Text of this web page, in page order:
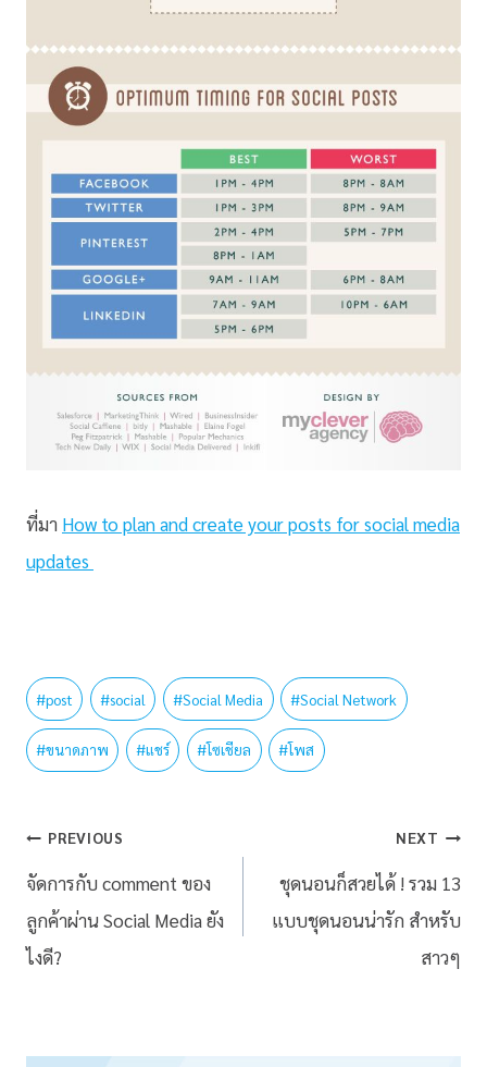
ที่มา How to plan and create your posts for social media
updates
#post #social #Social Media #Social Network
#ขนาดภาพ #แชร์ #โซเชียล #โพส
PREVIOUS
จัดการกับ comment ของ
ลูกค้าผ่าน Social Media ยัง
ไงดี?
NEXT
ชุดนอนก็สวยได้ ! รวม 13
แบบชุดนอนน่ารัก สำหรับ
สาวๆ